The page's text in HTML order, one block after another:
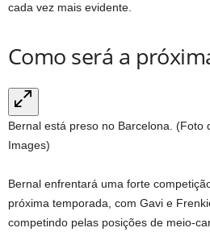
cada vez mais evidente.
Como será a
Bernal está preso no Barcelona. (Foto
Images)
Bernal enfrentará uma forte
próxima temporada, com Gavi e
competindo pelas posições de meio-